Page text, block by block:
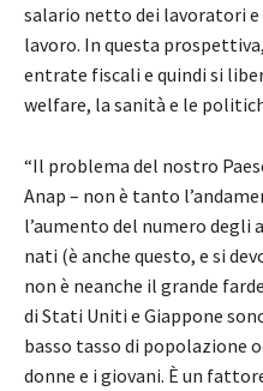
salario netto dei lavoratori e
lavoro. In questa
entrate fiscali e quindi si
welfare, la sanità e le
“Il problema del nostro
Anap – non è tanto
l’aumento del numero degli
nati (è anche questo, e si
non è neanche il grande
di Stati Uniti e Giappone
basso tasso di popolazione
donne e i giovani. È un